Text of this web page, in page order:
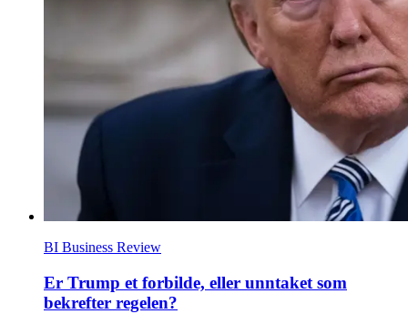
BI Business Review
Er Trump et forbilde, eller unntaket som
bekrefter regelen?